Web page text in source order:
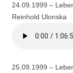
24.09.1999 –
Reinhold Ulonska
25.09.1999 –